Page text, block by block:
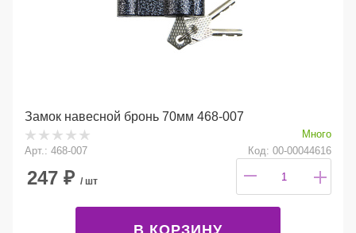
Замок навесной бронь 70мм 468-007
Много
Арт.: 468-007
Код: 00-00044616
247 ₽ / шт
В КОРЗИНУ